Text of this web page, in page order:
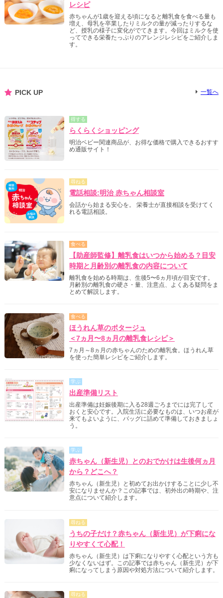
レシピ
赤ちゃんが1歳を迎える頃になると離乳食を食べる量も
増え、母乳を卒業したりミルクの量が減ったりするな
ど、授乳の様子に変化がでてきます。今回はミルクを使
ってできる栄養たっぷりのアレンジレシピをご紹介しま
す。
PICK UP 一覧へ
得する
らくらくショッピング
明治ベビー関連商品が、お得な価格で購入できるおすす
め通販サイト！
尋ねる
電話相談:明治 赤ちゃん相談室
会話から始まる安心を。 栄養士が直接相談を受けてく
れる電話相談。
食べる
【助産師監修】離乳食はいつから始める？目安
時期と月齢別の離乳食の内容について
離乳食を始める時期は、生後5〜6ヵ月頃が目安です。
月齢別の離乳食の硬さ・量、注意点、よくある疑問をま
とめて解説します。
食べる
ほうれん草のポタージュ
＜7ヵ月〜8ヵ月の離乳食レシピ＞
7ヵ月～8ヵ月の赤ちゃんのための離乳食。ほうれん草
を使った簡単レシピをご紹介します。
学ぶ
出産準備リスト
出産準備は妊娠後期に入る28週ごろまでには完了して
おくと安心です。入院生活に必要なものは、いつお産が
来てもよいように、バッグに詰めて準備しておきましょ
う。
学ぶ
赤ちゃん（新生児）とのおでかけは生後何ヵ月
から？どこへ？
赤ちゃん（新生児）と初めてお出かけすることに少し不
安になりませんか？この記事では、初外出の時期や、注
意点について紹介します。
尋ねる
うちの子だけ？赤ちゃん（新生児）が下痢にな
りやすくて心配！
赤ちゃん（新生児）は下痢になりやすく心配という方も
少なくないはず。この記事では赤ちゃん（新生児）が下
痢になってしまう原因や対処方法について紹介します。
尋ねる